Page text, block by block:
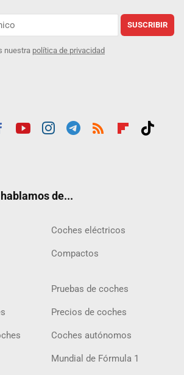
SUSCRIBIR
nuestra política de privacidad
de...
Coches eléctricos
Compactos
Pruebas de coches
Precios de coches
Coches autónomos
Mundial de Fórmula 1